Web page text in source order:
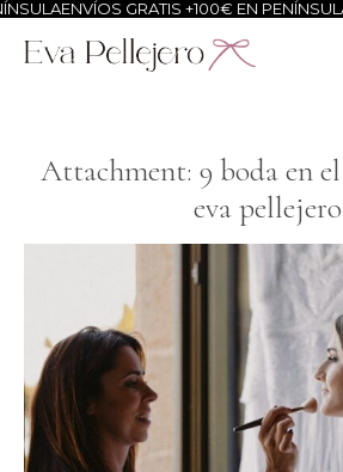
ENVÍOS GRATIS +100€ EN PENÍNSULA
Attachment: 9 boda en
eva pellejero